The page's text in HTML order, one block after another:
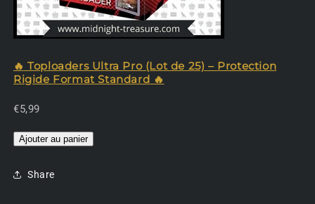
🔥 Toploaders Ultra Pro (Lot de 25) – Protection
Rigide Format Standard 🔥
€5,99
Ajouter au panier
Share